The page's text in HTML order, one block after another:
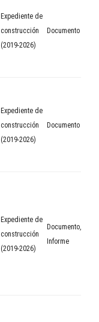
Expediente de
construcción
(2019-2026)
Documento
Expediente de
construcción
(2019-2026)
Documento
Expediente de
construcción
(2019-2026)
Documento
Informe